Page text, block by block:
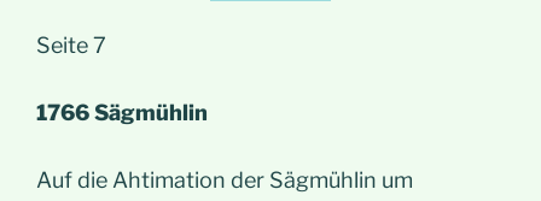
Seite 7
1766 Sägmühlin
Auf die Ahtimation der Sägmühlin um